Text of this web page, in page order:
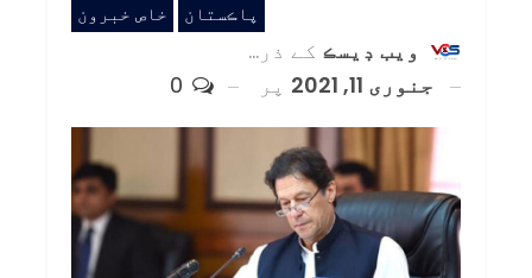
پاڪستان خاص خبرون
ويب ڊيسڪ کے ذریعہ
جنوری 11, 2021
پر